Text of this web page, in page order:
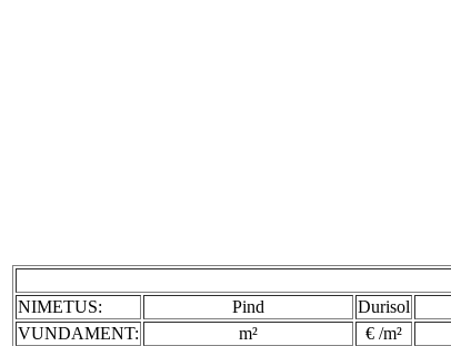
NIMETUS:
Pind Durisol
VUNDAMENT:
m² € /m²